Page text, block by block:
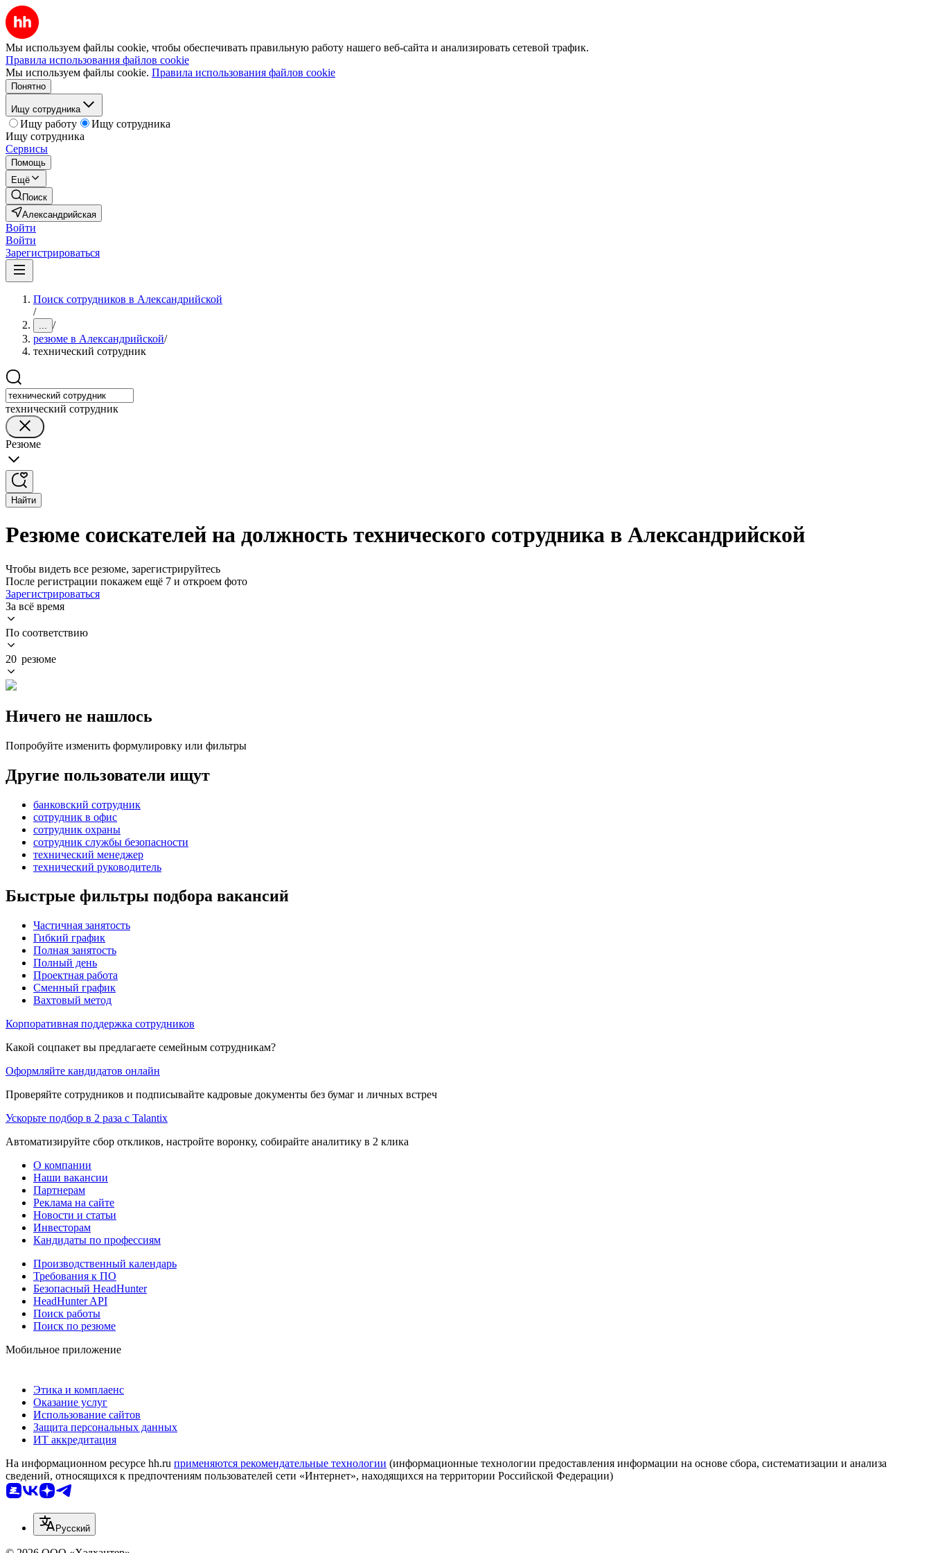
Мы используем файлы cookie, чтобы обеспечивать правильную работу нашего веб-сайта и анализировать сетевой трафик.
Правила использования файлов cookie
Мы используем файлы cookie. Правила использования файлов cookie
Понятно
Ищу сотрудника
Ищу работу
Ищу сотрудника
Ищу сотрудника
Сервисы
Помощь
Ещё
Поиск
Александрийская
Войти
Войти
Зарегистрироваться
Поиск сотрудников в Александрийской
/
... /
резюме в Александрийской/
технический сотрудник
технический сотрудник
Резюме
Найти
Резюме соискателей на должность технического сотрудника в Александрийской
Чтобы видеть все резюме, зарегистрируйтесь
После регистрации покажем ещё 7 и откроем фото
Зарегистрироваться
За всё время
По соответствию
20 резюме
Ничего не нашлось
Попробуйте изменить формулировку или фильтры
Другие пользователи ищут
банковский сотрудник
сотрудник в офис
сотрудник охраны
сотрудник службы безопасности
технический менеджер
технический руководитель
Быстрые фильтры подбора вакансий
Частичная занятость
Гибкий график
Полная занятость
Полный день
Проектная работа
Сменный график
Вахтовый метод
Корпоративная поддержка сотрудников
Какой соцпакет вы предлагаете семейным сотрудникам?
Оформляйте кандидатов онлайн
Проверяйте сотрудников и подписывайте кадровые документы без бумаг и личных встреч
Ускорьте подбор в 2 раза с Talantix
Автоматизируйте сбор откликов, настройте воронку, собирайте аналитику в 2 клика
О компании
Наши вакансии
Партнерам
Реклама на сайте
Новости и статьи
Инвесторам
Кандидаты по профессиям
Производственный календарь
Требования к ПО
Безопасный HeadHunter
HeadHunter API
Поиск работы
Поиск по резюме
Мобильное приложение
Этика и комплаенс
Оказание услуг
Использование сайтов
Защита персональных данных
ИТ аккредитация
На информационном ресурсе hh.ru применяются рекомендательные технологии (информационные технологии предоставления информации на основе сбора, систематизации и анализа
сведений, относящихся к предпочтениям пользователей сети «Интернет», находящихся на территории Российской Федерации)
Русский